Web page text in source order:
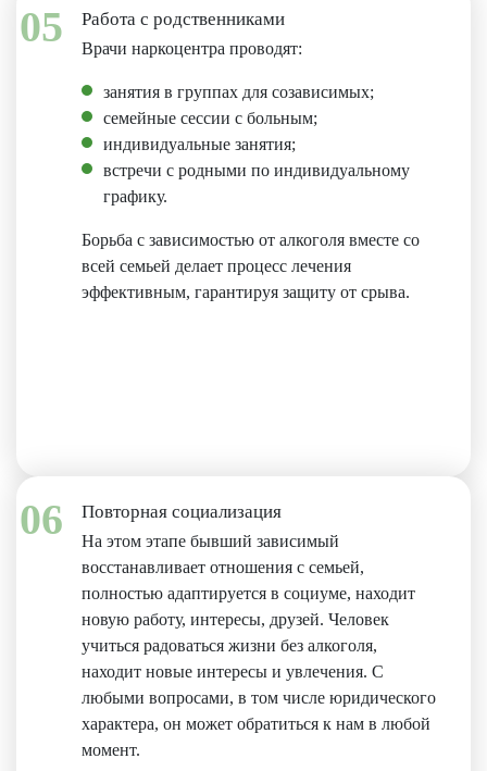
05 Работа с родственниками
Врачи наркоцентра проводят:
занятия в группах для созависимых;
семейные сессии с больным;
индивидуальные занятия;
встречи с родными по индивидуальному
графику.
Борьба с зависимостью от алкоголя вместе со
всей семьей делает процесс лечения
эффективным, гарантируя защиту от срыва.
06 Повторная социализация
На этом этапе бывший зависимый
восстанавливает отношения с семьей,
полностью адаптируется в социуме, находит
новую работу, интересы, друзей. Человек
учиться радоваться жизни без алкоголя,
находит новые интересы и увлечения. С
любыми вопросами, в том числе юридического
характера, он может обратиться к нам в любой
момент.